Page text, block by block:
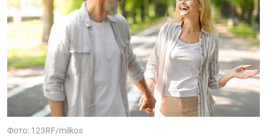
Фото: 123RF/milkos